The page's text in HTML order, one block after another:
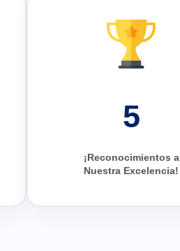
5
¡Reconocimientos a
Nuestra Excelencia!